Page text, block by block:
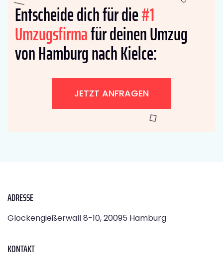
Entscheide dich für die#1
Umzugsfirmafür deinen Umzug
von Hamburg nach Kielce:
JETZT ANFRAGEN
ADRESSE
Glockengießerwall 8-10, 20095 Hamburg
KONTAKT